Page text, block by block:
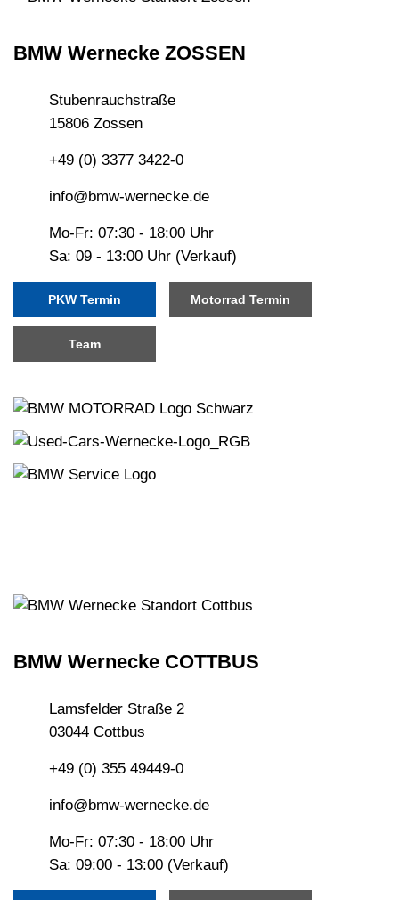
BMW Wernecke ZOSSEN
Stubenrauchstraße
15806 Zossen
+49 (0) 3377 3422-0
info@bmw-wernecke.de
Mo-Fr: 07:30 - 18:00 Uhr
Sa: 09 - 13:00 Uhr (Verkauf)
PKW Termin Motorrad Termin
Team
BMW Wernecke COTTBUS
Lamsfelder Straße 2
03044 Cottbus
+49 (0) 355 49449-0
info@bmw-wernecke.de
Mo-Fr: 07:30 - 18:00 Uhr
Sa: 09:00 - 13:00 (Verkauf)